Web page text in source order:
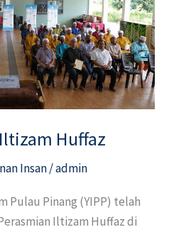
Huffaz
Insan/admin
Pulau Pinang (YIPP) telah
Iltizam Huffaz di